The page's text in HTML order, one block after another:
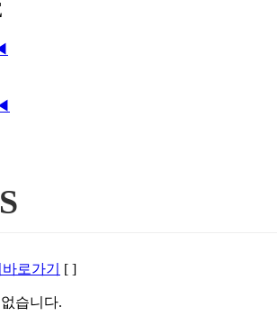
[ ]
습니다.